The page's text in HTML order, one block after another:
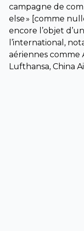
campagne de
else » [comme
encore l’objet
l’international,
aériennes comme
Lufthansa, China